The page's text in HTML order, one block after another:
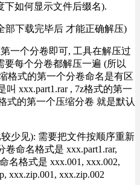
下如何显示文件后缀名).
部下载完毕后 才能正确解压)
一个分卷即可, 工具在解压过
每个分卷都解压一遍 (所以
格式的第一个分卷命名是有区
xxx.part1.rar , 7z格式的第一
式的第一个压缩分卷 就是默认
少见): 需要把文件按顺序重新
命名格式是 xxx.part1.rar,
名格式是 xxx.001, xxx.002,
xxx.zip.001, xxx.zip.002